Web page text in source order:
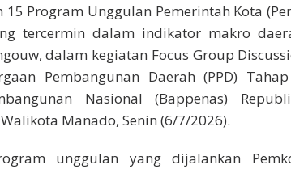
15 Program Unggulan Pemerintah Kota
tercermin dalam indikator makro
dalam kegiatan Focus Group
Pembangunan Daerah (PPD)
Nasional (Bappenas)
Manado, Senin (6/7/2026).
unggulan yang dijalankan